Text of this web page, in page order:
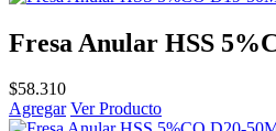
Fresa Anular HSS
$58.310
Agregar Ver Producto